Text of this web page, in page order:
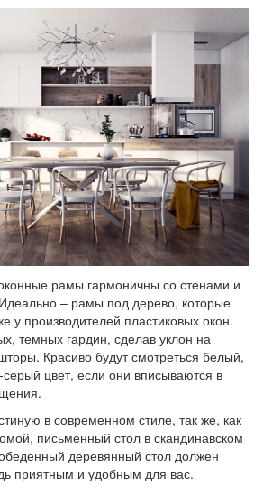
рамы гармоничны со стенами и
– рамы под дерево, которые
у производителей пластиковых окон.
темных гардин, сделав уклон на
Красиво будут смотреться белый,
серый цвет, если они вписываются в
в современном стиле, так же, как
письменный стол в скандинавском
деревянный стол должен
приятным и удобным для вас.